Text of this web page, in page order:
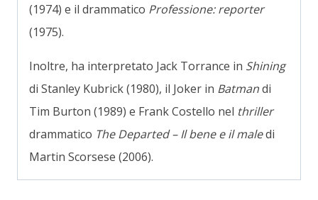
(1974) e il drammatico Professione: reporter
(1975).
Inoltre, ha interpretato Jack Torrance in Shining
di Stanley Kubrick (1980), il Joker in Batmandi
Tim Burton (1989) e Frank Costello nel thriller
drammatico The Departed – Il bene e il maledi
Martin Scorsese (2006).